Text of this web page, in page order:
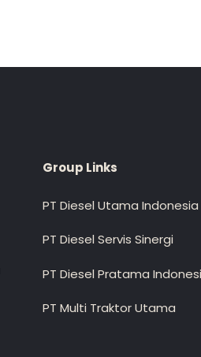
Group Links
PT Diesel Utama Indonesia
PT Diesel Servis Sinergi
PT Diesel Pratama
PT Multi Traktor Utama